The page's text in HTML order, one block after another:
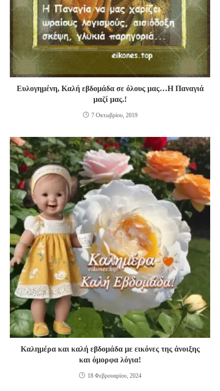
Ευλογημένη, Καλή εβδομάδα σε όλους μας…Η Παναγιά
μαζί μας.!
7 Οκτωβρίου, 2019
Καλημέρα και καλή εβδομάδα με εικόνες της άνοιξης
και όμορφα λόγια!
18 Φεβρουαρίου, 2024